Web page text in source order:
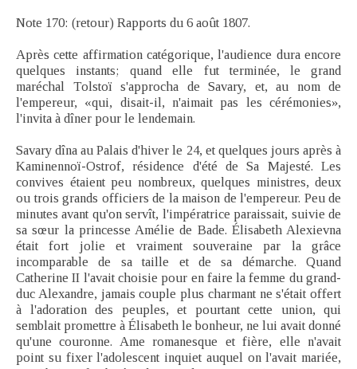
Note 170: (retour) Rapports du 6 août 1807.
Après cette affirmation catégorique, l'audience dura encore
quelques instants; quand elle fut terminée, le grand
maréchal Tolstoï s'approcha de Savary, et, au nom de
l'empereur, «qui, disait-il, n'aimait pas les cérémonies»,
l'invita à dîner pour le lendemain.
Savary dîna au Palais d'hiver le 24, et quelques jours après à
Kaminennoï-Ostrof, résidence d'été de Sa Majesté. Les
convives étaient peu nombreux, quelques ministres, deux
ou trois grands officiers de la maison de l'empereur. Peu de
minutes avant qu'on servît, l'impératrice paraissait, suivie de
sa sœur la princesse Amélie de Bade. Élisabeth Alexievna
était fort jolie et vraiment souveraine par la grâce
incomparable de sa taille et de sa démarche. Quand
Catherine II l'avait choisie pour en faire la femme du grand-
duc Alexandre, jamais couple plus charmant ne s'était offert
à l'adoration des peuples, et pourtant cette union, qui
semblait promettre à Élisabeth le bonheur, ne lui avait donné
qu'une couronne. Ame romanesque et fière, elle n'avait
point su fixer l'adolescent inquiet auquel on l'avait mariée,